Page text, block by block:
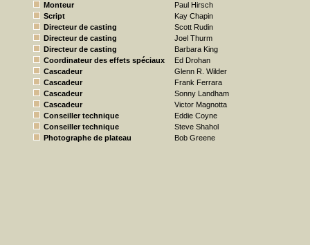
Monteur
Paul Hirsch
Script
Kay Chapin
Directeur de casting
Scott Rudin
Directeur de casting
Joel Thurm
Directeur de casting
Barbara King
Coordinateur des effets spéciaux
Ed Drohan
Cascadeur
Glenn R. Wilder
Cascadeur
Frank Ferrara
Cascadeur
Sonny Landham
Cascadeur
Victor Magnotta
Conseiller technique
Eddie Coyne
Conseiller technique
Steve Shahol
Photographe de plateau
Bob Greene